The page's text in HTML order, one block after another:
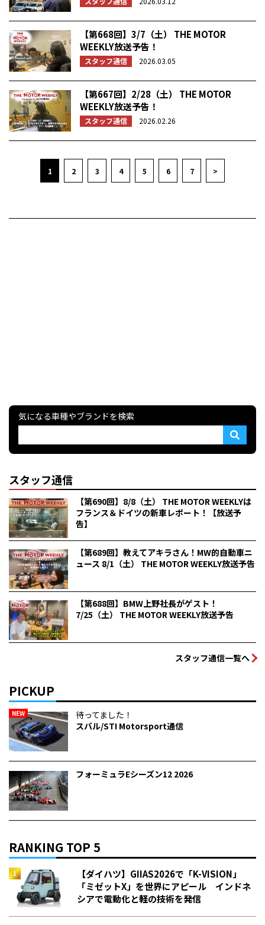
【第668回】3/7（土） THE MOTOR
WEEKLY放送予告！
スタッフ通信 2026.03.05
【第667回】2/28（土） THE MOTOR
WEEKLY放送予告！
スタッフ通信 2026.02.26
1 2 3 4 5 6 7 >
気になる車種やブランドを検索
スタッフ通信
【第690回】8/8（土） THE MOTOR WEEKLYは
フランス＆ドイツの新車レポート！【放送予
告】
【第689回】教えてアキラさん！MW的自動車ニ
ュース 8/1（土） THE MOTOR WEEKLY放送予告
【第688回】BMW上野社長がゲスト！
7/25（土） THE MOTOR WEEKLY放送予告
スタッフ通信一覧へ
PICKUP
NEW
待ってました！
スバル/STI Motorsport通信
フォーミュラEシーズン12 2026
RANKING TOP 5
【ダイハツ】GIIAS2026で「K-VISION」
「ミゼットX」を世界にアピール インドネ
シアで電動化と軽の技術を発信